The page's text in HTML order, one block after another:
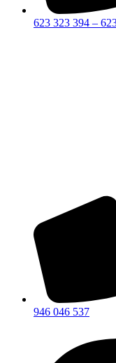
623 323 394 –
946 046 537